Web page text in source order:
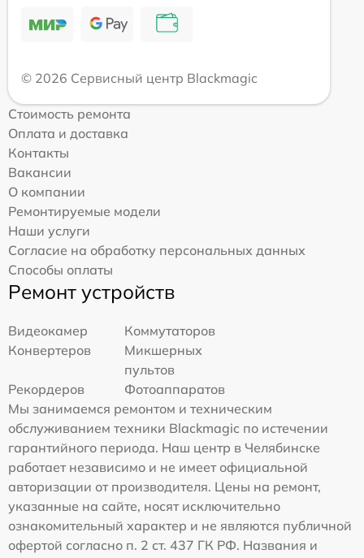
© 2026 Сервисный центр Blackmagic
Стоимость ремонта
Оплата и доставка
Контакты
Вакансии
О компании
Ремонтируемые модели
Наши услуги
Согласие на обработку персональных данных
Способы оплаты
Ремонт устройств
Видеокамер
Коммутаторов
Конвертеров
Микшерных
пультов
Рекордеров
Фотоаппаратов
Мы занимаемся ремонтом и техническим
обслуживанием техники Blackmagic по истечении
гарантийного периода. Наш центр в Челябинске
работает независимо и не имеет официальной
авторизации от производителя. Цены на ремонт,
указанные на сайте, носят исключительно
ознакомительный характер и не являются публичной
офертой согласно п. 2 ст. 437 ГК РФ. Названия и